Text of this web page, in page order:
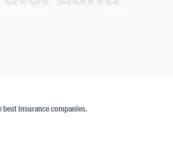
insurance companies.